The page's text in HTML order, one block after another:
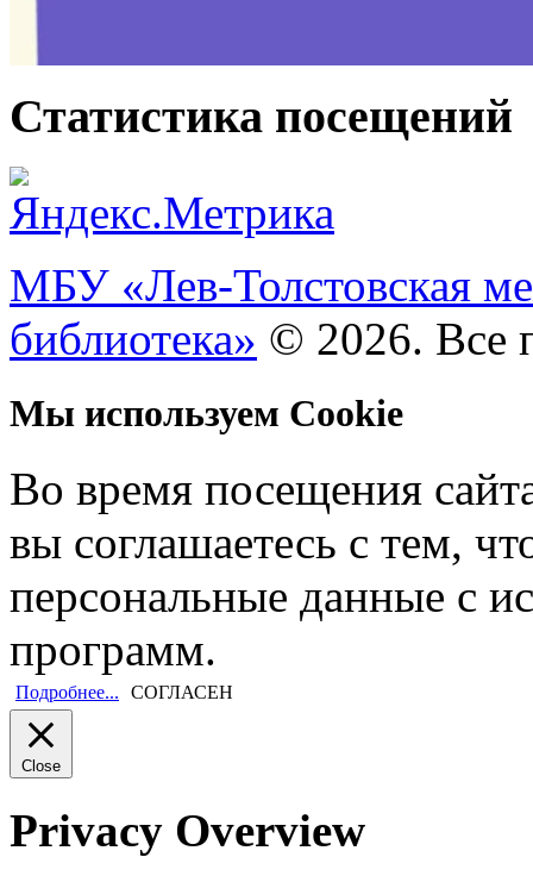
Статистика посещений
МБУ «Лев-Толстовская
библиотека» © 2026. Все
Мы используем Cookie
Во время посещения
вы соглашаетесь с тем,
персональные данные с
программ.
Подробнее... СОГЛАСЕН
Close
Privacy Overview